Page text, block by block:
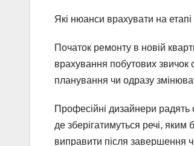
Які нюанси врахувати на
Початок ремонту в новій
врахування побутових
планування чи одразу
Професійні дизайнери радять
де зберігатимуться речі, яким
виправити після завершення